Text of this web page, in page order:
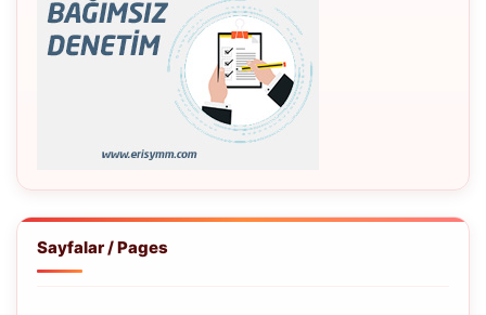
Sayfalar / Pages